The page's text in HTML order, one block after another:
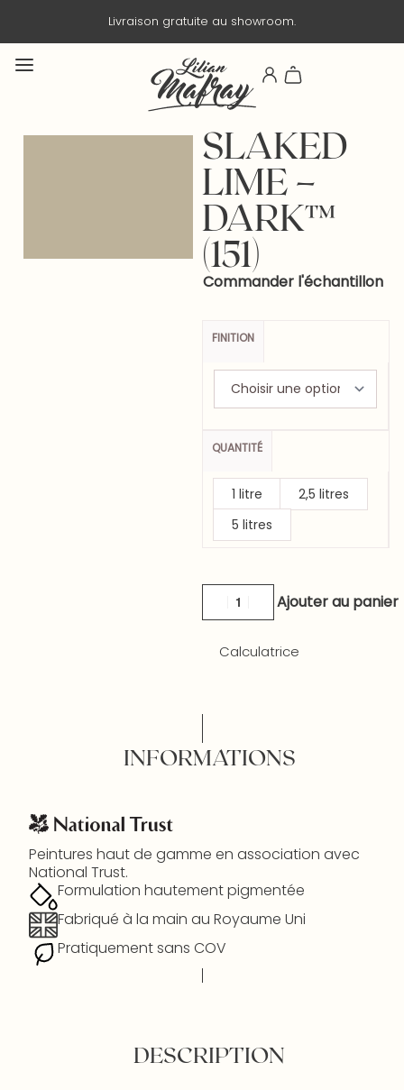
Livraison gratuite au showroom.
SLAKED
LIME –
DARK™
(151)
Commander l'échantillon
FINITION
QUANTITÉ
1 litre
2,5 litres
5 litres
Ajouter au panier
Calculatrice
INFORMATIONS
Peintures haut de gamme en association avec
National Trust.
Formulation hautement pigmentée
Fabriqué à la main au Royaume Uni
Pratiquement sans COV
DESCRIPTION